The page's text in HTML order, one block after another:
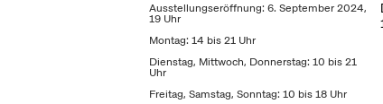
Ausstellungseröffnung: 6. September 2024,
19 Uhr
Montag: 14 bis 21 Uhr
Dienstag, Mittwoch, Donnerstag: 10 bis 21
Uhr
Freitag, Samstag, Sonntag: 10 bis 18 Uhr